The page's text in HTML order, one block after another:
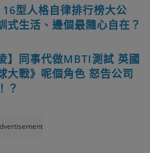
型人格自律排行榜大公
式生活、邊個最隨心自在？
】同事代做MBTI測試 英國
大戰》呢個角色 怒告公司
？